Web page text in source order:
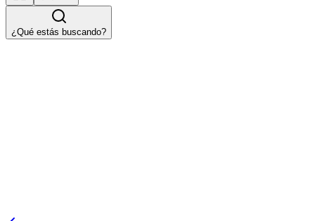
¿Qué estás buscando?